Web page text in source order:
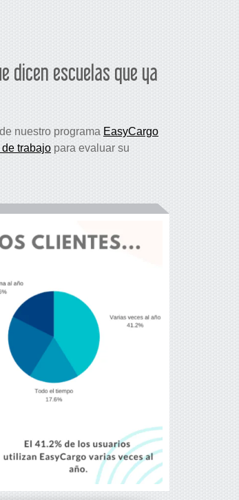
dicen escuelas que ya
nuestro programa EasyCargo
de trabajo para evaluar su